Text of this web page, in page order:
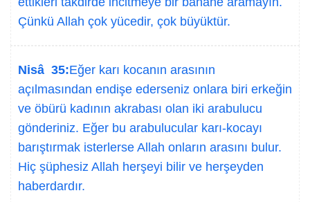
Çünkü Allah çok yücedir, çok büyüktür.
Nisâ 35:Eğer karı kocanın arasının
açılmasından endişe ederseniz onlara biri erkeğin
ve öbürü kadının akrabası olan iki arabulucu
gönderiniz. Eğer bu arabulucular karı-kocayı
barıştırmak isterlerse Allah onların arasını bulur.
Hiç şüphesiz Allah herşeyi bilir ve herşeyden
haberdardır.